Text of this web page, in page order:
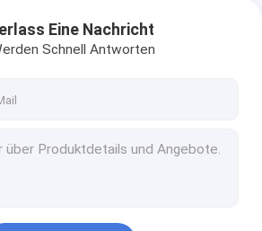
Eine Nachricht
Schnell Antworten